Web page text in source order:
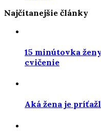
Najčítanejšie články
15 minútovka
cvičenie
Aká žena je